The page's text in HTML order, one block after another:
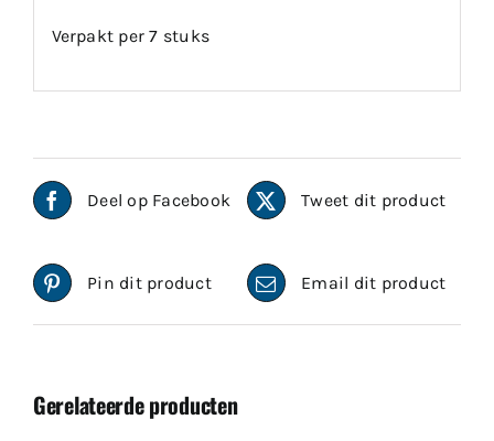
Verpakt per 7 stuks
Deel op Facebook Tweet dit product
Pin dit product Email dit product
Gerelateerde producten